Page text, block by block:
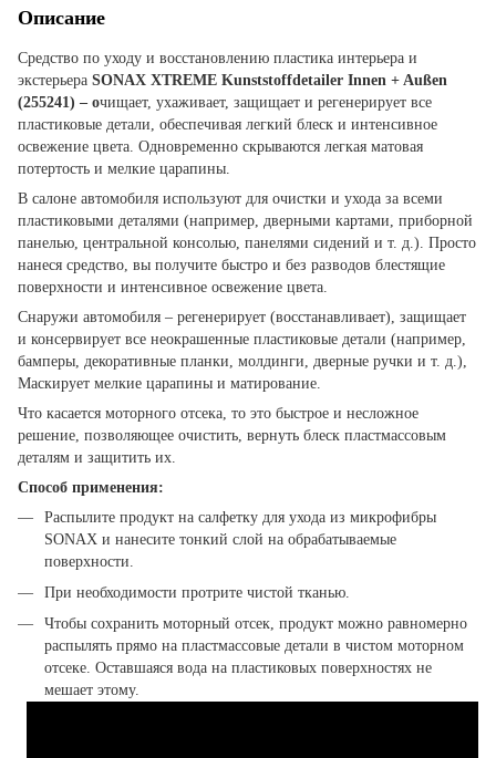
Описание
Средство по уходу и восстановлению пластика интерьера и
экстерьера SONAX XTREME Kunststoffdetailer Innen + Außen
(255241) – очищает, ухаживает, защищает и регенерирует все
пластиковые детали, обеспечивая легкий блеск и интенсивное
освежение цвета. Одновременно скрываются легкая матовая
потертость и мелкие царапины.
В салоне автомобиля используют для очистки и ухода за всеми
пластиковыми деталями (например, дверными картами, приборной
панелью, центральной консолью, панелями сидений и т. д.). Просто
нанеся средство, вы получите быстро и без разводов блестящие
поверхности и интенсивное освежение цвета.
Снаружи автомобиля – регенерирует (восстанавливает), защищает
и консервирует все неокрашенные пластиковые детали (например,
бамперы, декоративные планки, молдинги, дверные ручки и т. д.),
Маскирует мелкие царапины и матирование.
Что касается моторного отсека, то это быстрое и несложное
решение, позволяющее очистить, вернуть блеск пластмассовым
деталям и защитить их.
Способ применения:
Распылите продукт на салфетку для ухода из микрофибры
SONAX и нанесите тонкий слой на обрабатываемые
поверхности.
При необходимости протрите чистой тканью.
Чтобы сохранить моторный отсек, продукт можно равномерно
распылять прямо на пластмассовые детали в чистом моторном
отсеке. Оставшаяся вода на пластиковых поверхностях не
мешает этому.